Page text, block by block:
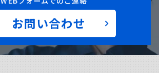
お問い合わせ